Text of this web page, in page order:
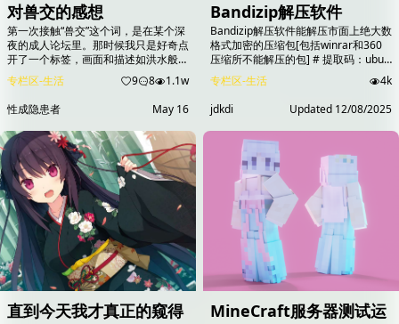
对兽交的感想
第一次接触“兽交”这个词，是在某个深
夜的成人论坛里。那时候我只是好奇点
开了一个标签，画面和描述如洪水般涌
来，带着强烈的禁忌感和原始的冲击
力。起初是震惊、排斥，甚至生理上的
不适——人类怎么能和动物发生那样的
关系？但随着时间推移，我开始尝试理
解这种欲望的根源，也在一些独立RPG
游戏中亲身“体验”了类似剧情。那些游
戏如《Zookeeper Mission》或
《Animal Trail》系列，把...
专栏区-生活 9 8
1.1w
性成隐患者
May 16
Bandizip解压软件
Bandizip解压软件能解压市面上绝大数
格式加密的压缩包[包括winrar和360
压缩所不能解压的包] # 提取码：ubuz
提取码：muZH 提取码：zeih
无解压密码电脑自带的就可解压...
专栏区-生活
4k
jdkdi
Updated 12/08/2025
直到今天我才真正的窥得
MineCraft服务器测试运